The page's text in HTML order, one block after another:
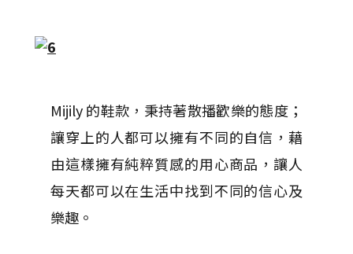
Mijily 的鞋款，秉持著散播歡樂的態度；
讓穿上的人都可以擁有不同的自信，藉
由這樣擁有純粹質感的用心商品，讓人
每天都可以在生活中找到不同的信心及
樂趣。